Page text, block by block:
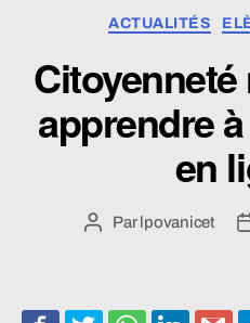
ACTUALITÉS
apprendre
en
Auteur
Par lpovanicet